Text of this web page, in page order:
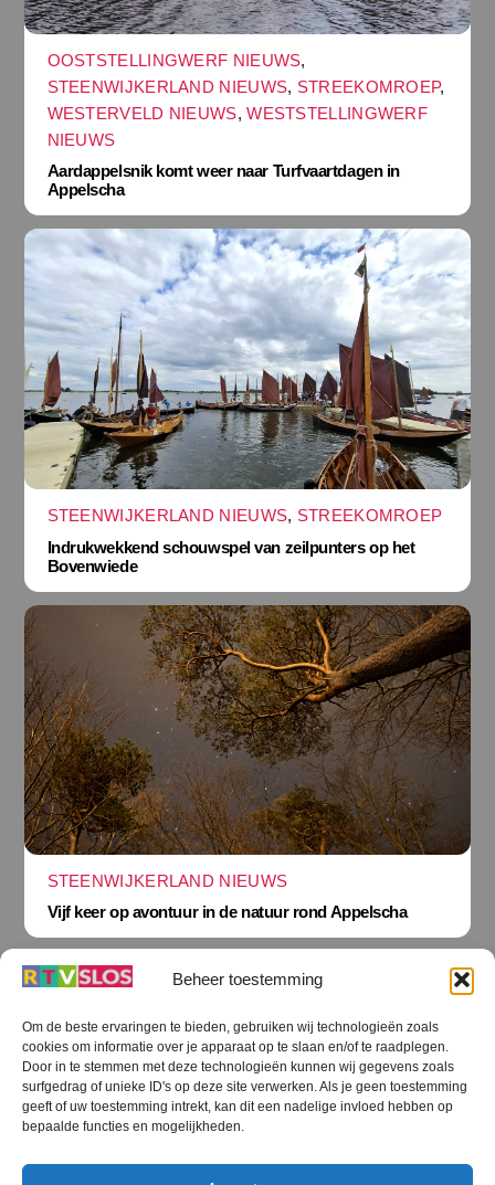
Beheer toestemming
Om de beste ervaringen te bieden, gebruiken wij technologieën zoals
cookies om informatie over je apparaat op te slaan en/of te raadplegen.
Door in te stemmen met deze technologieën kunnen wij gegevens zoals
surfgedrag of unieke ID's op deze site verwerken. Als je geen toestemming
geeft of uw toestemming intrekt, kan dit een nadelige invloed hebben op
bepaalde functies en mogelijkheden.
OOSTSTELLINGWERF NIEUWS,
STEENWIJKERLAND NIEUWS, STREEKOMROEP,
WESTERVELD NIEUWS,WESTSTELLINGWERF
NIEUWS
Aardappelsnik komt weer naar Turfvaartdagen in
Appelscha
STEENWIJKERLAND NIEUWS, STREEKOMROEP
Indrukwekkend schouwspel van zeilpunters op het
Bovenwiede
STEENWIJKERLAND NIEUWS
Vijf keer op avontuur in de natuur rond Appelscha
Terug
naar
boven
RTV SLOS